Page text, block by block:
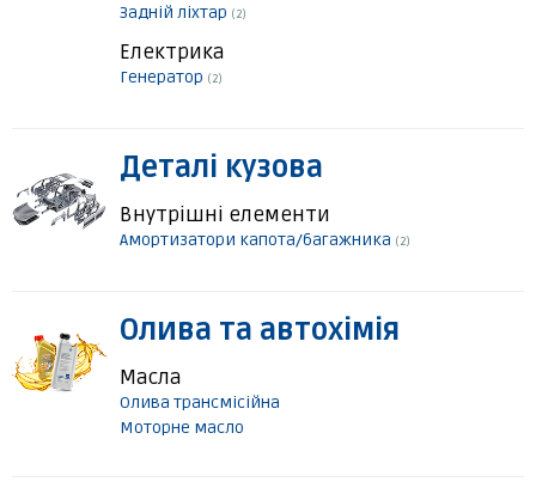
Задній ліхтар (2)
Електрика
Генератор (2)
Деталі кузова
Внутрішні елементи
Амортизатори капота/багажника (2)
Олива та автохімія
Масла
Олива трансмісійна
Моторне масло